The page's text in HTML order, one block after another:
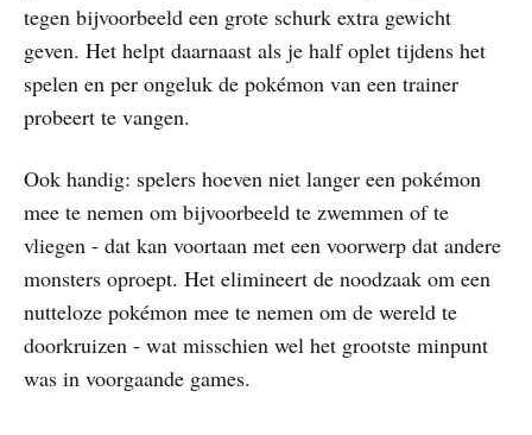
tegen bijvoorbeeld een grote schurk extra gewicht
geven. Het helpt daarnaast als je half oplet tijdens het
spelen en per ongeluk de pokémon van een trainer
probeert te vangen.
Ook handig: spelers hoeven niet langer een pokémon
mee te nemen om bijvoorbeeld te zwemmen of te
vliegen - dat kan voortaan met een voorwerp dat andere
monsters oproept. Het elimineert de noodzaak om een
nutteloze pokémon mee te nemen om de wereld te
doorkruizen - wat misschien wel het grootste minpunt
was in voorgaande games.